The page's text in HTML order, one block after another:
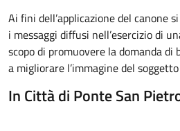
Ai fini dell’applicazione del canone
i messaggi diffusi nell’esercizio di
scopo di promuovere la domanda
a migliorare l’immagine del
In Città di Ponte San